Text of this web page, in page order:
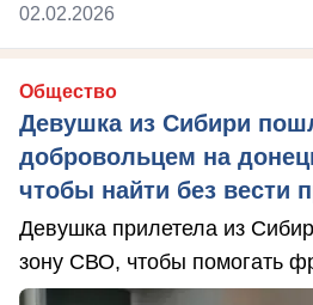
02.02.2026
Общество
Девушка из Сибири
добровольцем на
чтобы найти без вести
Девушка прилетела из
зону СВО, чтобы помогать